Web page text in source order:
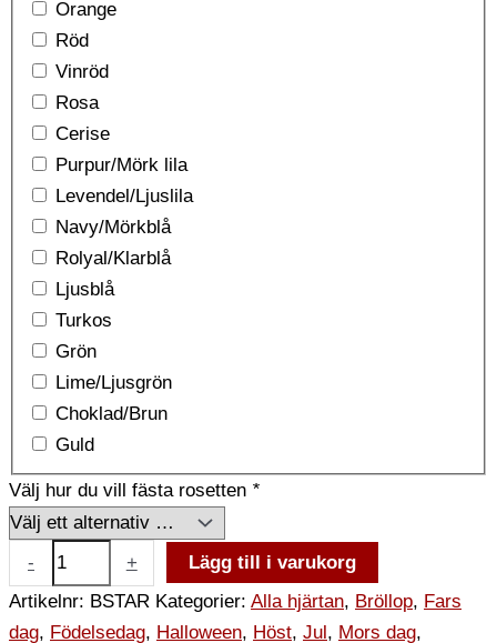
Orange
Röd
Vinröd
Rosa
Cerise
Purpur/Mörk lila
Levendel/Ljuslila
Navy/Mörkblå
Rolyal/Klarblå
Ljusblå
Turkos
Grön
Lime/Ljusgrön
Choklad/Brun
Guld
Välj hur du vill fästa rosetten *
- +
Lägg till i varukorg
Artikelnr: BSTAR Kategorier: Alla hjärtan, Bröllop, Fars
dag, Födelsedag, Halloween, Höst, Jul, Mors dag,